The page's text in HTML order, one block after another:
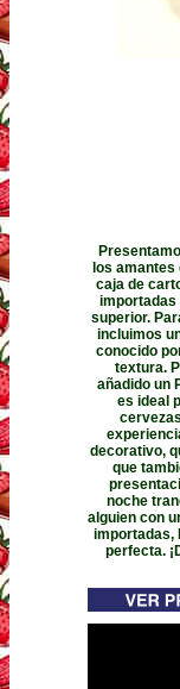
los
caja de
importadas
superior.
incluimos
conocido
textura.
añadido un
es ideal
decorativo,
que
noche
alguien con
importadas,
perfecta.